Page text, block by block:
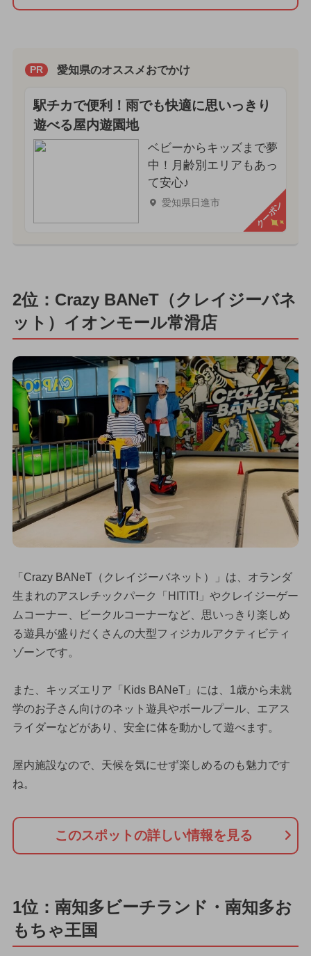
PR 愛知県のオススメおでかけ
駅チカで便利！雨でも快適に思いっきり
遊べる屋内遊園地
ベビーからキッズまで夢
中！月齢別エリアもあっ
て安心♪
愛知県日進市 クーポン
2位：Crazy BANeT（クレイジーバネ
ット）イオンモール常滑店
「Crazy BANeT（クレイジーバネット）」は、オランダ
生まれのアスレチックパーク「HITIT!」やクレイジーゲー
ムコーナー、ビークルコーナーなど、思いっきり楽しめ
る遊具が盛りだくさんの大型フィジカルアクティビティ
ゾーンです。
また、キッズエリア「Kids BANeT」には、1歳から未就
学のお子さん向けのネット遊具やボールプール、エアス
ライダーなどがあり、安全に体を動かして遊べます。
屋内施設なので、天候を気にせず楽しめるのも魅力です
ね。
このスポットの詳しい情報を見る
1位：南知多ビーチランド・南知多お
もちゃ王国